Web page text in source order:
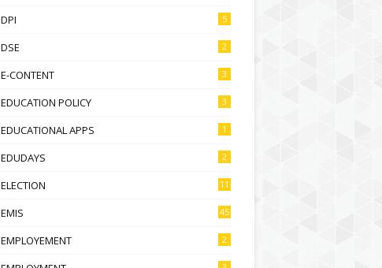
DPI 5
DSE 2
E-CONTENT 3
EDUCATION POLICY 3
EDUCATIONAL APPS 1
EDUDAYS 2
ELECTION 11
EMIS 45
EMPLOYEMENT 2